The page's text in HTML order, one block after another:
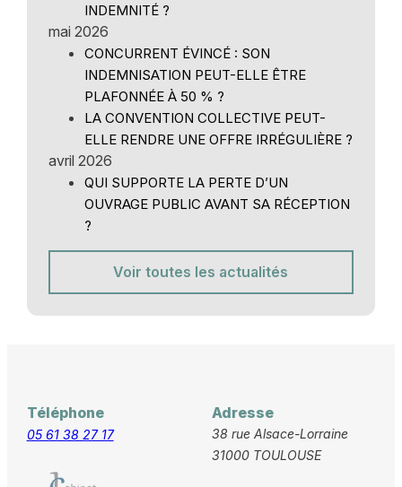
INDEMNITÉ ?
mai 2026
CONCURRENT ÉVINCÉ : SON
INDEMNISATION PEUT-ELLE ÊTRE
PLAFONNÉE À 50 % ?
LA CONVENTION COLLECTIVE PEUT-
ELLE RENDRE UNE OFFRE IRRÉGULIÈRE ?
avril 2026
QUI SUPPORTE LA PERTE D’UN
OUVRAGE PUBLIC AVANT SA RÉCEPTION
?
Voir toutes les actualités
Téléphone
05 61 38 27 17
Adresse
38 rue Alsace-Lorraine
31000 TOULOUSE